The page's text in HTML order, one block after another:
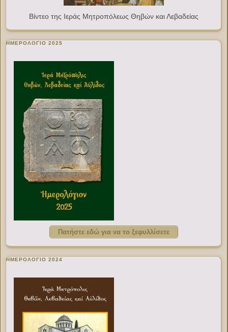
Βίντεο της Ιεράς Μητροπόλεως Θηβών και Λεβαδείας
ΗΜΕΡΟΛΟΓΙΟ 2025
Πατήστε εδώ για να το ξεφυλλίσετε
ΗΜΕΡΟΛΟΓΙΟ 2024